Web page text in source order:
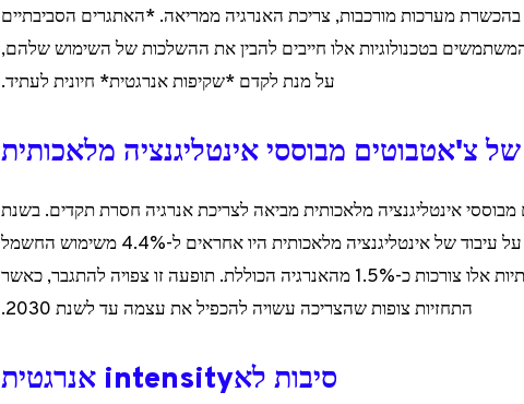
בהכשרת מערכות מורכבות, צריכת האנרגיה ממריאה. *האתגרים הסביבתיים
המשתמשים בטכנולוגיות אלו חייבים להבין את ההשלכות של השימוש שלהם,
על מנת לקדם *שקיפות אנרגטית* חיונית לעתיד.
צ'אטבוטים מבוססי אינטליגנציה מלאכותית
אינטליגנציה מלאכותית מביאה לצריכת אנרגיה חסרת תקדים. בשנת
2023, מרכזי הנתונים שאחראים על עיבוד של אינטליגנציה מלאכותית היו אחראים ל-4.4% משימוש החשמל
בארצות הברית. בסך הכל, תשתיות אלו צורכות כ-1.5% מהאנרגיה הכוללת. תופעה זו צפויה להתגבר, כאשר
התחזיות צופות שהצריכה עשויה להכפיל את עצמה עד לשנת 2030.
סיבות לאintensity אנרגטית